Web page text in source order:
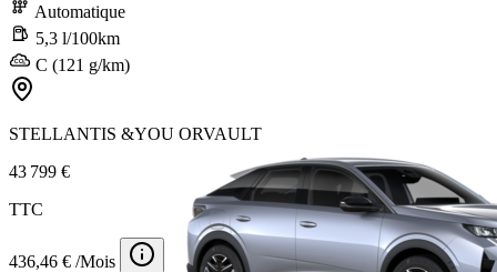
Automatique
5,3 l/100km
C (121 g/km)
STELLANTIS &YOU ORVAULT
43 799 €
TTC
436,46 € /Mois